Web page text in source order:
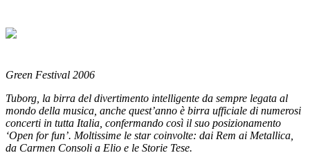
Green Festival 2006
Tuborg, la birra del divertimento intelligente da sempre legata al
mondo della musica, anche quest’anno è birra ufficiale di numerosi
concerti in tutta Italia, confermando così il suo posizionamento
‘Open for fun’. Moltissime le star coinvolte: dai Rem ai Metallica,
da Carmen Consoli a Elio e le Storie Tese.